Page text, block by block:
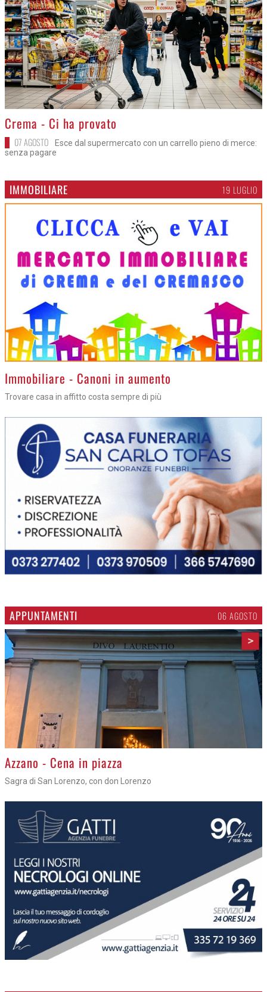
>
Crema - Ci ha provato
07 AGOSTO
Esce dal supermercato con un carrello pieno di merce:
senza pagare
IMMOBILIARE 19 LUGLIO
>Immobiliare - Canoni in aumento
Trovare casa in affitto costa sempre di più
APPUNTAMENTI 06 AGOSTO
>
Azzano - Cena in piazza
Sagra di San Lorenzo, con don Lorenzo